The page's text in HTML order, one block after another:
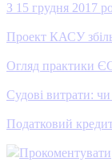
З 15 грудня 2017
Проект КАСУ
Огляд практики
Судові витрати:
Податковий
Прокоментувати